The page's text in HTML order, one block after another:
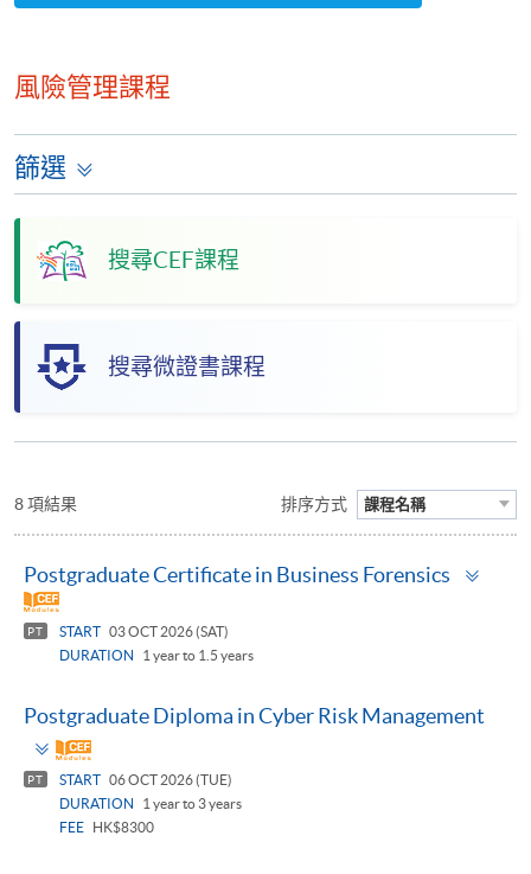
風險管理課程
篩選
搜尋CEF課程
搜尋微證書課程
8 項結果 排序方式 課程名稱
Postgraduate Certificate in Business Forensics
PT START 03 OCT 2026 (SAT)
DURATION
1 year to 1.5 years
Postgraduate Diploma in Cyber Risk Management
Toggle
panel
PT START 06 OCT 2026 (TUE)
DURATION
1 year to 3 years
FEE
HK$8300